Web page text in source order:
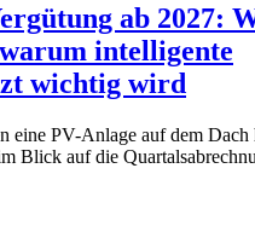
ab 2027:
intelligente
wichtig wird
eine PV-Anlage auf dem Dach
Blick auf die